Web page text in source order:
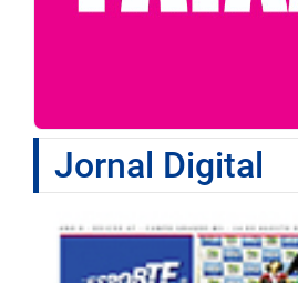
Jornal Digital